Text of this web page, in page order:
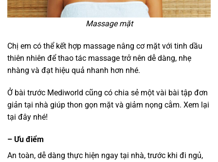
Massage mặt
Chị em có thể kết hợp massage nâng cơ mặt với tinh dầu
thiên nhiên để thao tác massage trở nên dễ dàng, nhẹ
nhàng và đạt hiệu quả nhanh hơn nhé.
Ở bài trước Mediworld cũng có chia sẻ một vài bài tập đơn
giản tại nhà giúp thon gọn mặt và giảm nọng cằm. Xem lại
tại đây nhé!
– Ưu điểm
An toàn, dễ dàng thực hiện ngay tại nhà, trước khi đi ngủ,